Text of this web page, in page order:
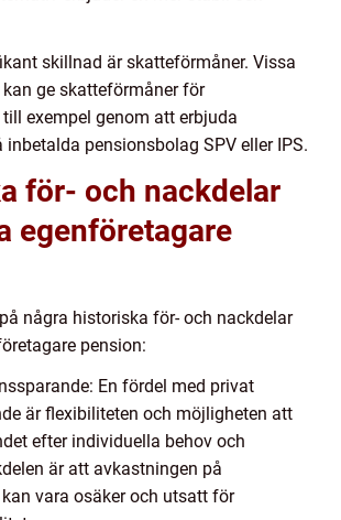
skillnad är skatteförmåner. Vissa
ge skatteförmåner för
exempel genom att erbjuda
pensionsbolag SPV eller IPS.
för- och nackdelar
egenföretagare
några historiska för- och nackdelar
pension:
En fördel med privat
är flexibiliteten och möjligheten att
efter individuella behov och
är att avkastningen på
vara osäker och utsatt för